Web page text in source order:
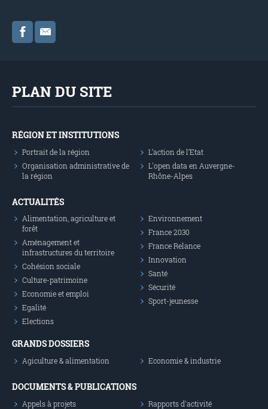
PLAN DU SITE
RÉGION ET INSTITUTIONS
Portrait de la région
Organisation administrative de
la région
L’action de l’Etat
L'open data en Auvergne-
Rhône-Alpes
ACTUALITÉS
Alimentation, agriculture et
forêt
Aménagement et
infrastructures du territoire
Cohésion sociale
Culture-patrimoine
Economie et emploi
Egalité
Elections
Environnement
France 2030
France Relance
Innovation
Santé
Sécurité
Sport-jeunesse
GRANDS DOSSIERS
Agiculture & alimentation Economie & industrie
DOCUMENTS & PUBLICATIONS
Appels à projets Rapports d'activité